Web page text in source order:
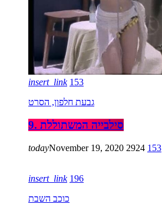
insert_link 153
גבעת חלפון, הסרט
9. סילבייה המשתוללת
todayNovember 19, 2020 2924 153
insert_link 196
כוכב השבת